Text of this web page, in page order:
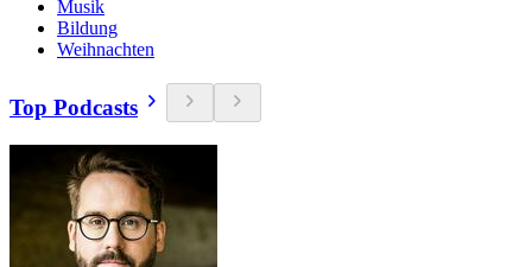
Musik
Bildung
Weihnachten
Top Podcasts